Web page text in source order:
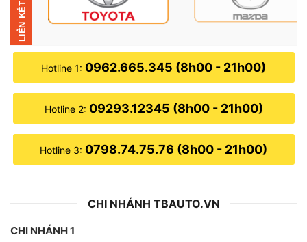
✦ Tuy nhiên khi sử dụng thiết bị gập gương lên kính tự
động. Sự vướng víu bất tiện của gương chiếu hậu sẽ
được giải quyết chỉ với một nút chạm. Chính sự tiện
ích này mà gập gương lên kính được chào đón nồng
nhiệt tại thị trường phụ kiện ở Việt Nam.
Tìm hiểu về sản phẩm gập gương lên xuống kính ô tô
Honda CRV
Hotline 1: 0962.665.345 (8h00 - 21h00)
Hotline 2: 09293.12345 (8h00 - 21h00)
Hotline 3: 0798.74.75.76 (8h00 - 21h00)
CHI NHÁNH TBAUTO.VN
CHI NHÁNH 1